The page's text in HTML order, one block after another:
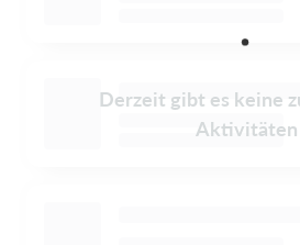
Derzeit gibt es keine
Aktivitäten